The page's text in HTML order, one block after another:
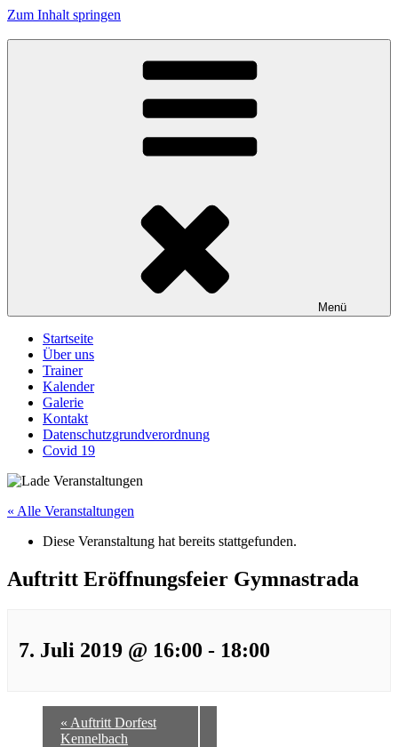
Zum Inhalt springen
Turnerschaft Kennelbach
Menü
Startseite
Über uns
Trainer
Kalender
Galerie
Kontakt
Datenschutzgrundverordnung
Covid 19
« Alle Veranstaltungen
Diese Veranstaltung hat bereits stattgefunden.
Auftritt Eröffnungsfeier Gymnastrada
7. Juli 2019 @ 16:00 - 18:00
« Auftritt Dorfest
Kennelbach